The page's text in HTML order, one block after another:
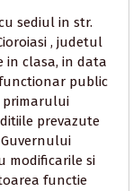
sediul in str.
, judetul
in clasa, in data
functionar public
primarului
prevazute
modificarile si
functie